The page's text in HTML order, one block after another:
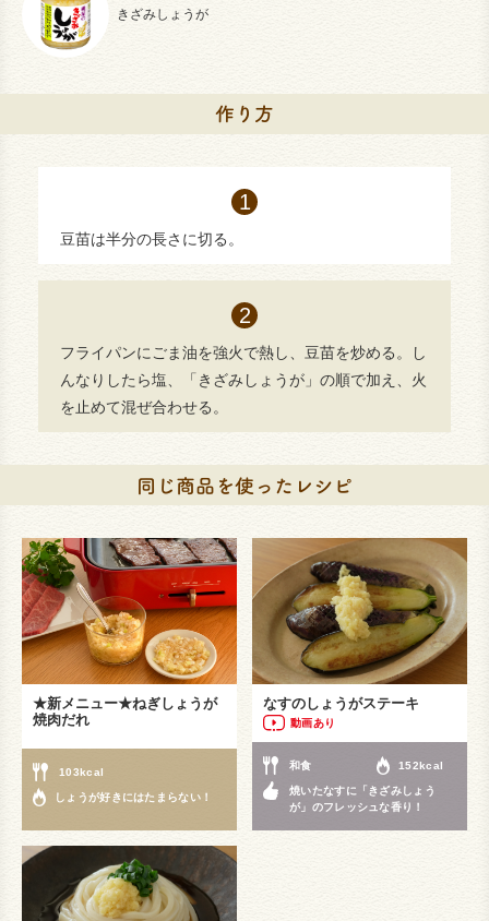
きざみしょうが
豆苗は半分の長さに切る。
フライパンにごま油を強火で熱し、豆苗を炒める。し
んなりしたら塩、「きざみしょうが」の順で加え、火
を止めて混ぜ合わせる。
★新メニュー★ねぎしょうが
焼肉だれ
103kcal
しょうが好きにはたまらない！
なすのしょうがステーキ
動画あり
和食 152kcal
焼いたなすに「きざみしょう
が」のフレッシュな香り！